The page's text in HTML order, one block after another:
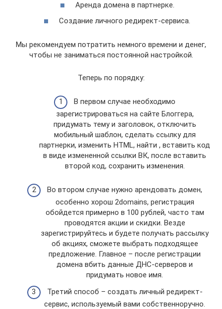
Аренда домена в партнерке.
Создание личного редирект-сервиса.
Мы рекомендуем потратить немного времени и денег,
чтобы не заниматься постоянной настройкой.
Теперь по порядку:
В первом случае необходимо
зарегистрироваться на сайте Блоггера,
придумать тему и заголовок, отключить
мобильный шаблон, сделать ссылку для
партнерки, изменить HTML, найти , вставить код
в виде измененной ссылки ВК, после вставить
второй код, сохранить изменения.
Во втором случае нужно арендовать домен,
особенно хорош 2domains, регистрация
обойдется примерно в 100 рублей, часто там
проводятся акции и скидки. Везде
зарегистрируйтесь и будете получать рассылку
об акциях, сможете выбрать подходящее
предложение. Главное – после регистрации
домена вбить данные ДНС-серверов и
придумать новое имя.
Третий способ – создать личный редирект-
сервис, используемый вами собственноручно.